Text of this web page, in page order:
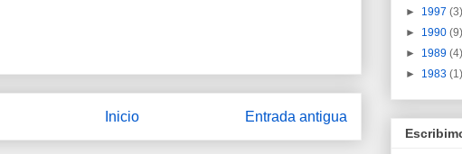
Entrada antigua
Inicio
► 1997 (3)
► 1990 (9)
► 1989 (4)
► 1983 (1)